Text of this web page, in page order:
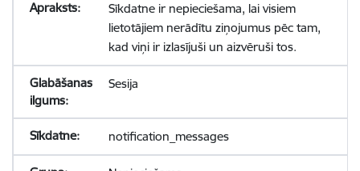
Sīkdatne ir nepieciešama, lai visiem
lietotājiem nerādītu ziņojumus pēc tam,
kad viņi ir izlasījuši un aizvēruši tos.
Sesija
notification_messages